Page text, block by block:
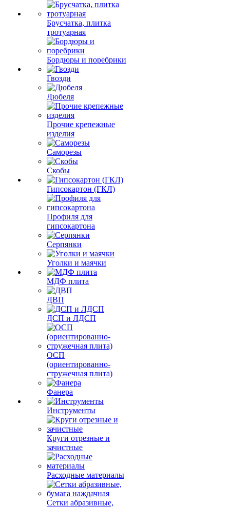
Брусчатка, плитка
тротуарная
Бордюры и поребрики
Гвозди
Дюбеля
Прочие крепежные
изделия
Саморезы
Скобы
Гипсокартон (ГКЛ)
Профиля для
гипсокартона
Серпянки
Уголки и маячки
МДФ плита
ДВП
ДСП и ЛДСП
ОСП
(ориентированно-
стружечная плита)
Фанера
Инструменты
Круги отрезные и
зачистные
Расходные материалы
Сетки абразивные,